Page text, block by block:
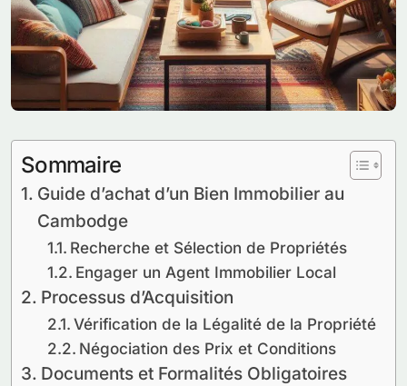
Sommaire
Guide d’achat d’un Bien Immobilier au
Cambodge
Recherche et Sélection de Propriétés
Engager un Agent Immobilier Local
Processus d’Acquisition
Vérification de la Légalité de la Propriété
Négociation des Prix et Conditions
Documents et Formalités Obligatoires